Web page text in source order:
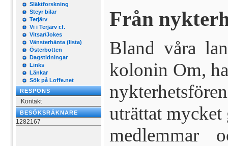
Släktforskning
Steyr bilar
Terjärv
Vi i Terjärv r.f.
Vitsar/Jokes
Vänsterhänta (lista)
Österbotten
Dagstidningar
Links
Länkar
Sök på Loffe.net
RESPONS
Kontakt
BESÖKSRÄKNARE
1282167
Från
Bland våra
kolonin Om,
uträttat
medlemmar